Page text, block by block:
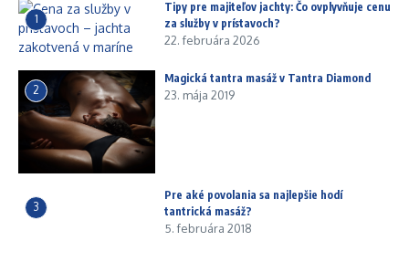
1
Tipy pre majiteľov jachty: Čo ovplyvňuje cenu
za služby v prístavoch?
22. februára 2026
2
Magická tantra masáž v Tantra Diamond
23. mája 2019
3
Pre aké povolania sa najlepšie hodí
tantrická masáž?
5. februára 2018